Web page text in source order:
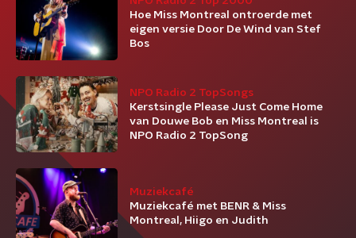
Hoe Miss Montreal ontroerde met
eigen versie Door De Wind van Stef
Bos
NPO Radio 2 TopSongs
Kerstsingle Please Just Come Home
van Douwe Bob en Miss Montreal is
NPO Radio 2 TopSong
Muziekcafé
Muziekcafé met BENR & Miss
Montreal, Hiigo en Judith